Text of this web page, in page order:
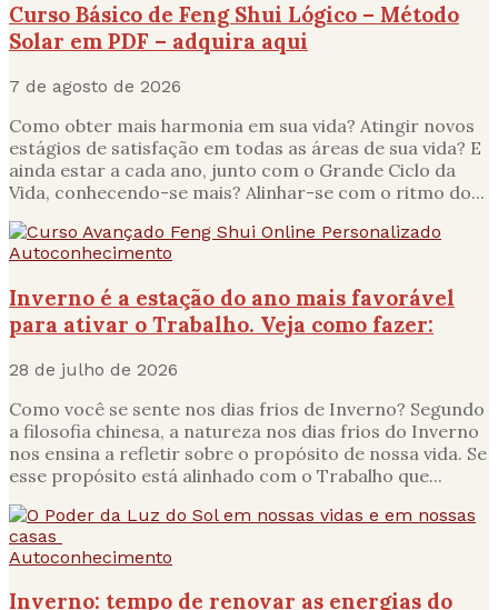
Curso Básico de Feng Shui Lógico – Método
Solar em PDF – adquira aqui
7 de agosto de 2026
Como obter mais harmonia em sua vida? Atingir novos
estágios de satisfação em todas as áreas de sua vida? E
ainda estar a cada ano, junto com o Grande Ciclo da
Vida, conhecendo-se mais? Alinhar-se com o ritmo do...
Autoconhecimento
Inverno é a estação do ano mais favorável
para ativar o Trabalho. Veja como fazer:
28 de julho de 2026
Como você se sente nos dias frios de Inverno? Segundo
a filosofia chinesa, a natureza nos dias frios do Inverno
nos ensina a refletir sobre o propósito de nossa vida. Se
esse propósito está alinhado com o Trabalho que...
Autoconhecimento
Inverno: tempo de renovar as energias do